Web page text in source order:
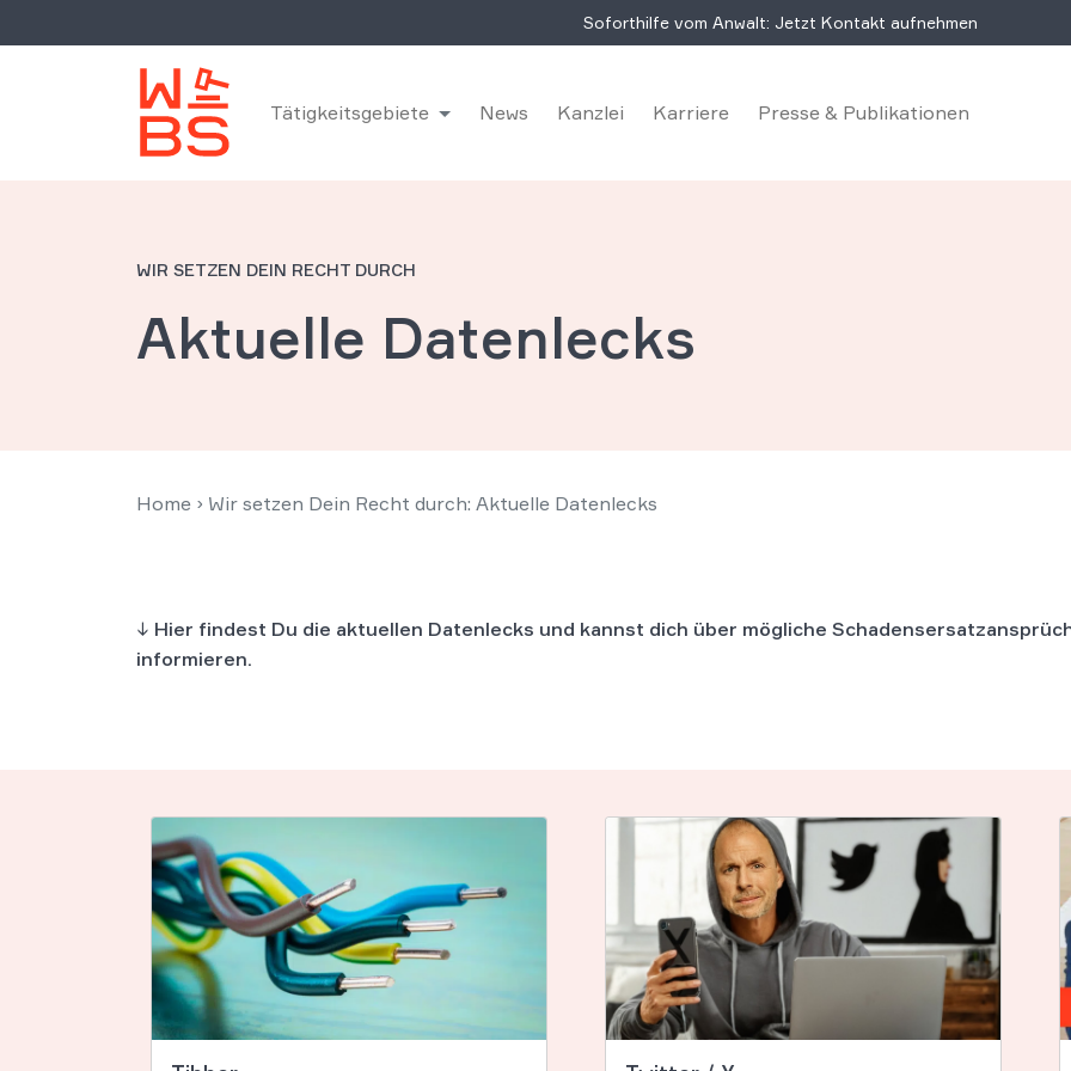
Soforthilfe vom Anwalt: Jetzt Kontakt aufnehmen
Tätigkeitsgebiete News Kanzlei Karriere Presse & Publikationen
WIR SETZEN DEIN RECHT DURCH
Aktuelle Datenlecks
Home › Wir setzen Dein Recht durch: Aktuelle Datenlecks
↓ Hier findest Du die aktuellen Datenlecks und kannst dich über mögliche
informieren.